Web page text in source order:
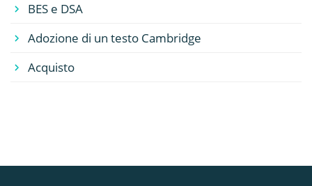
BES e DSA
Adozione di un testo Cambridge
Acquisto